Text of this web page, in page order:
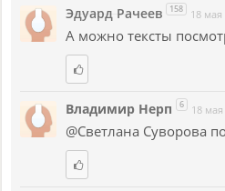
Эдуард Рачеев 158 18 мая
А можно тексты
Владимир Нерп 6 18 мая
@Светлана Суворова